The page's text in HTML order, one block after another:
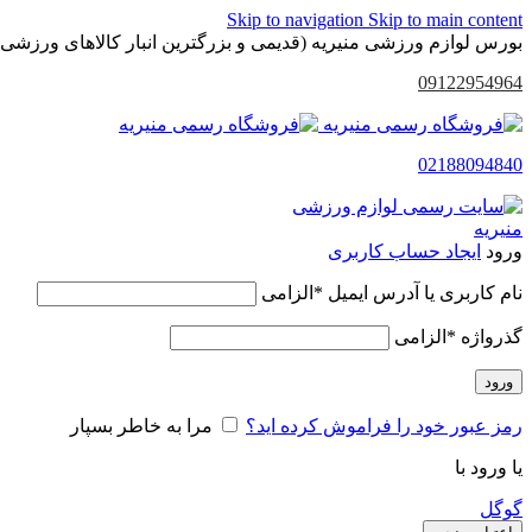
Skip to navigation Skip to main content
بورس لوازم ورزشی منیریه (قدیمی و بزرگترین انبار کالاهای ورزشی
09122954964
02188094840
ورود ایجاد حساب کاربری
نام کاربری یا آدرس ایمیل * الزامی
گذرواژه * الزامی
ورود
رمز عبور خود را فراموش کرده اید؟ مرا به خاطر بسپار
یا ورود با
گوگل